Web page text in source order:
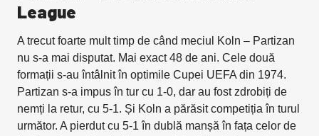
League
A trecut foarte mult timp de când meciul Koln – Partizan
nu s-a mai disputat. Mai exact 48 de ani. Cele două
formații s-au întâlnit în optimile Cupei UEFA din 1974.
Partizan s-a impus în tur cu 1-0, dar au fost zdrobiți de
nemți la retur, cu 5-1. Și Koln a părăsit competiția în turul
următor. A pierdut cu 5-1 în dublă manșă în fața celor de